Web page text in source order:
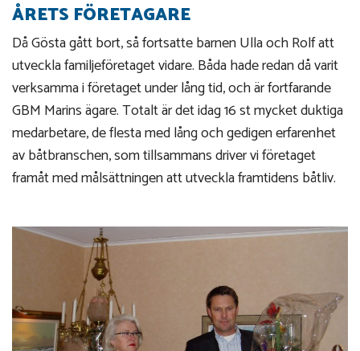
ÅRETS FÖRETAGARE
Då Gösta gått bort, så fortsatte barnen Ulla och Rolf att
utveckla familjeföretaget vidare. Båda hade redan då varit
verksamma i företaget under lång tid, och är fortfarande
GBM Marins ägare. Totalt är det idag 16 st mycket duktiga
medarbetare, de flesta med lång och gedigen erfarenhet
av båtbranschen, som tillsammans driver vi företaget
framåt med målsättningen att utveckla framtidens båtliv.